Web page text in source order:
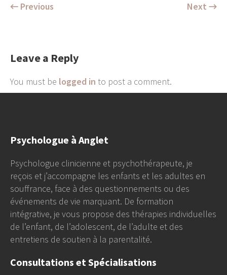
← Previous Next →
Leave a Reply
You must be logged in to post a comment.
Psychologue à Anglet
Psychologue clinicienne et psychothérapeute, je
reçois et j’accompagne les enfants et les adultes en
souffrance, face à des questionnements ou des
événements de vie marquant. De formation
intégrative, je vous propose des thérapies individuelles
de l’enfant, de l’adolescent, de l’adulte et des
entretiens de soutien à la parentalité.
Consultations et Spécialisations